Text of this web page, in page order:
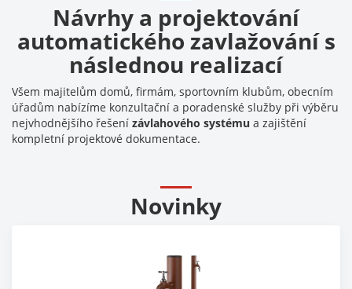
Návrhy a projektování
automatického zavlažování s
následnou realizací
Všem majitelům domů, firmám, sportovním klubům, obecním
úřadům nabízíme konzultační a poradenské služby při výběru
nejvhodnějšího řešení závlahového systému a zajištění
kompletní projektové dokumentace.
Novinky